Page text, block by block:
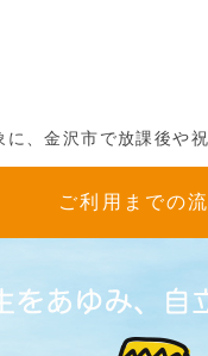
ズサポート
、金沢市で放課後や
ご利用までの